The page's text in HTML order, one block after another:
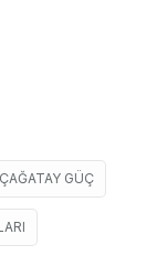
ÇAĞATAY GÜÇ